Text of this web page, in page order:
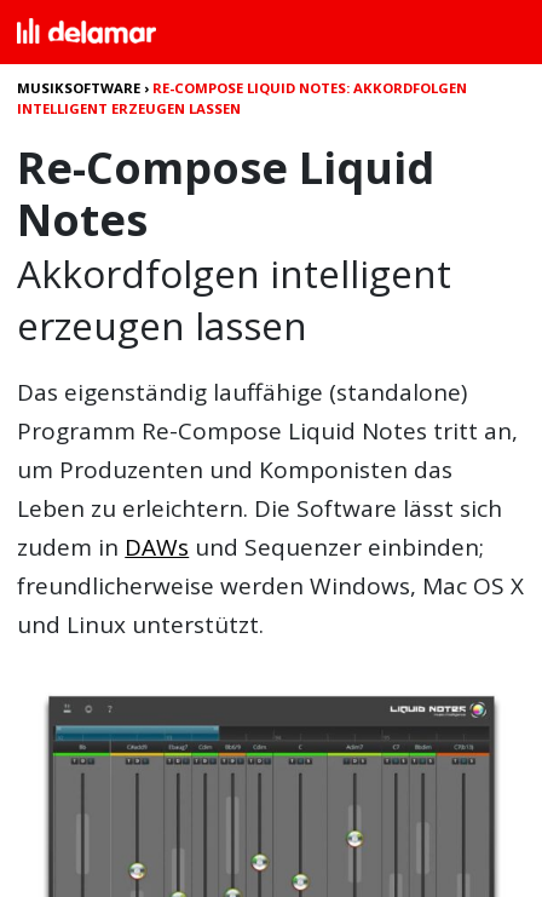
MUSIKSOFTWARE › RE-COMPOSE LIQUID NOTES: AKKORDFOLGEN
INTELLIGENT ERZEUGEN LASSEN
Re-Compose Liquid
Notes
Akkordfolgen intelligent
erzeugen lassen
Das eigenständig lauffähige (standalone)
Programm Re-Compose Liquid Notes tritt an,
um Produzenten und Komponisten das
Leben zu erleichtern. Die Software lässt sich
zudem in DAWs und Sequenzer einbinden;
freundlicherweise werden Windows, Mac OS X
und Linux unterstützt.